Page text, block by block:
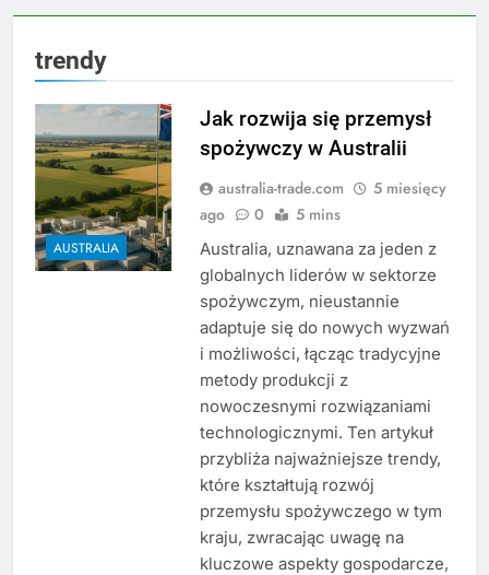
trendy
AUSTRALIA
Jak rozwija się przemysł
spożywczy w Australii
australia-trade.com
5 miesięcy
ago
0 5 mins
Australia, uznawana za jeden z
globalnych liderów w sektorze
spożywczym, nieustannie
adaptuje się do nowych wyzwań
i możliwości, łącząc tradycyjne
metody produkcji z
nowoczesnymi rozwiązaniami
technologicznymi. Ten artykuł
przybliża najważniejsze trendy,
które kształtują rozwój
przemysłu spożywczego w tym
kraju, zwracając uwagę na
kluczowe aspekty gospodarcze,